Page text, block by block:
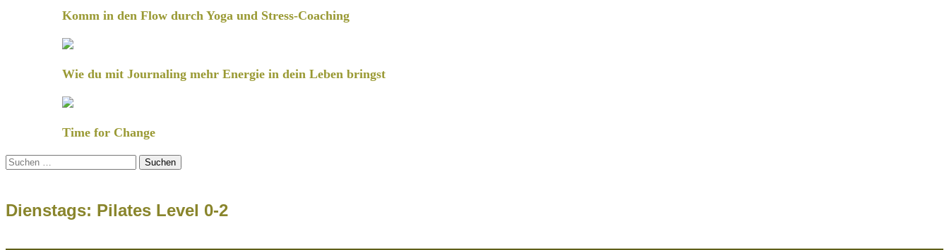
Komm in den Flow durch Yoga und Stress-Coaching
Wie du mit Journaling mehr Energie in dein Leben bringst
Time for Change
Suchen
nach:
Dienstags: Pilates Level 0-2